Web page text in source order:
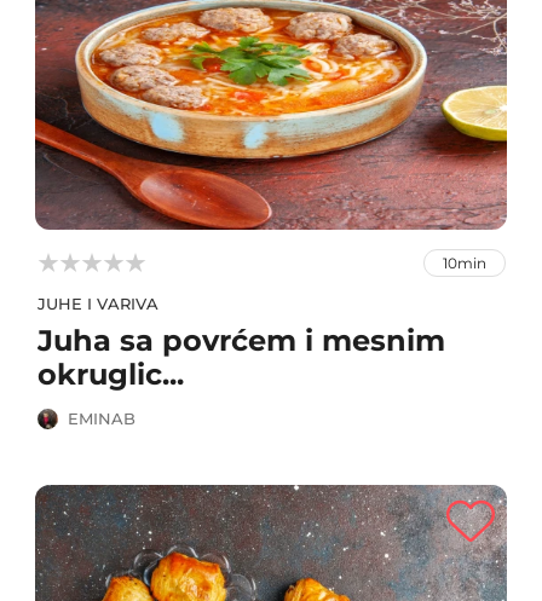


 10min
JUHE I VARIVA
Juha sa povrćem i mesnim
okruglic...
EMINAB